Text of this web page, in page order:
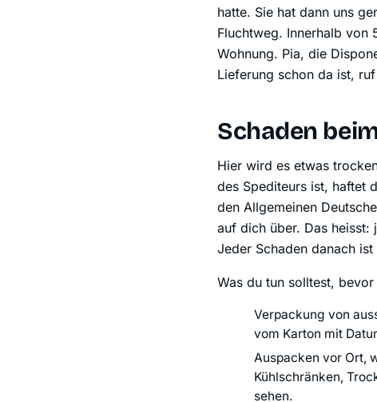
hatte. Sie hat dann uns
Fluchtweg. Innerhalb von
Wohnung. Pia, die
Lieferung schon da ist,
Schaden
Hier wird es etwas
des Spediteurs ist, haftet
den Allgemeinen
auf dich über. Das heisst:
Jeder Schaden danach ist
Was du tun solltest,
Verpackung von
vom Karton mit
Auspacken vor Ort,
Kühlschränken,
sehen.